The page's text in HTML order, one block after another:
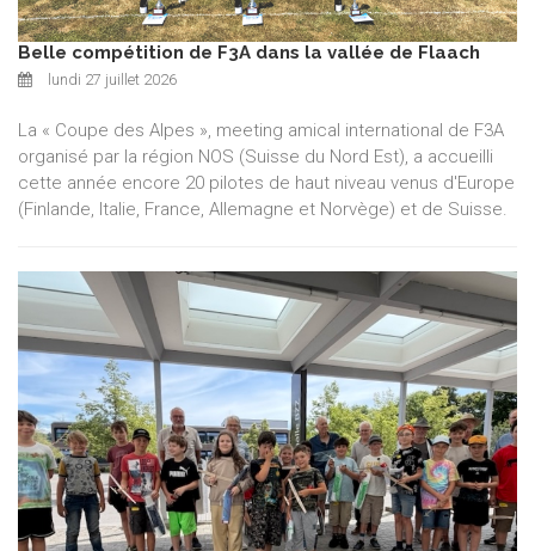
Belle compétition de F3A dans la vallée de Flaach
lundi 27 juillet 2026
La « Coupe des Alpes », meeting amical international de F3A
organisé par la région NOS (Suisse du Nord Est), a accueilli
cette année encore 20 pilotes de haut niveau venus d'Europe
(Finlande, Italie, France, Allemagne et Norvège) et de Suisse.